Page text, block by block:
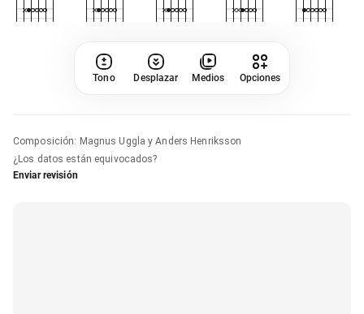
Tono Desplazar Medios Opciones
Composición: Magnus Uggla y Anders Henriksson
¿Los datos están equivocados?
Enviar revisión